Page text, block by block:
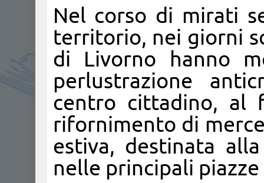
Nel corso di mirati
territorio, nei giorni
di Livorno hanno
perlustrazione
centro cittadino, al
rifornimento di
estiva, destinata
nelle principali